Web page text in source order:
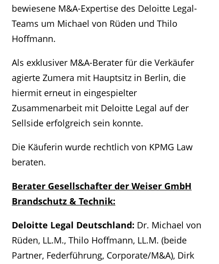
bewiesene M&A-Expertise des Deloitte Legal-
Teams um Michael von Rüden und Thilo
Hoffmann.
Als exklusiver M&A-Berater für die Verkäufer
agierte Zumera mit Hauptsitz in Berlin, die
hiermit erneut in eingespielter
Zusammenarbeit mit Deloitte Legal auf der
Sellside erfolgreich sein konnte.
Die Käuferin wurde rechtlich von KPMG Law
beraten.
Berater Gesellschafter der Weiser GmbH
Brandschutz & Technik:
Deloitte Legal Deutschland: Dr. Michael von
Rüden, LL.M., Thilo Hoffmann, LL.M. (beide
Partner, Federführung, Corporate/M&A), Dirk